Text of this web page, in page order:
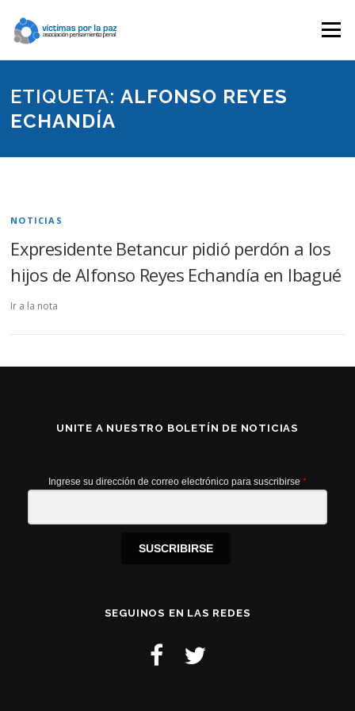
contenido
Menú
ETIQUETA:ALFONSO REYES
ECHANDÍA
NOTICIAS
Expresidente Betancur pidió perdón a los
hijos de Alfonso Reyes Echandía en Ibagué
Ir a la nota
UNITE A NUESTRO BOLETÍN DE NOTICIAS
Ingrese su dirección de correo electrónico para suscribirse *
SUSCRIBIRSE
SEGUINOS EN LAS REDES